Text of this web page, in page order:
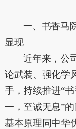
一、书香马
显现
近年来，公
论武装、强化学
手，持续推进“
一，至诚无息”
基本原理同中华